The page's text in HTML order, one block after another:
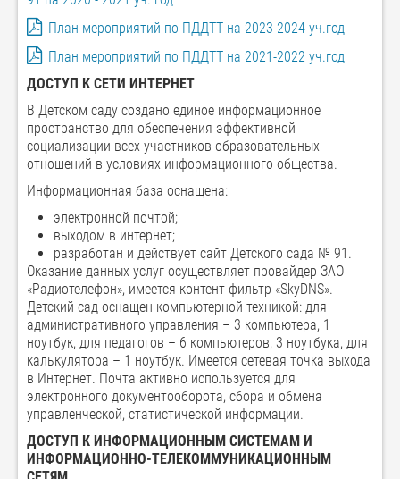
План мероприятий по ПДДТТ на 2023-2024 уч.год
План мероприятий по ПДДТТ на 2021-2022 уч.год
ДОСТУП К СЕТИ ИНТЕРНЕТ
В Детском саду создано единое информационное
пространство для обеспечения эффективной
социализации всех участников образовательных
отношений в условиях информационного общества.
Информационная база оснащена:
электронной почтой;
выходом в интернет;
разработан и действует сайт Детского сада № 91.
Оказание данных услуг осуществляет провайдер ЗАО
«Радиотелефон», имеется контент-фильтр «SkyDNS».
Детский сад оснащен компьютерной техникой: для
административного управления – 3 компьютера, 1
ноутбук, для педагогов – 6 компьютеров, 3 ноутбука, для
калькулятора – 1 ноутбук. Имеется сетевая точка выхода
в Интернет. Почта активно используется для
электронного документооборота, сбора и обмена
управленческой, статистической информации.
ДОСТУП К ИНФОРМАЦИОННЫМ СИСТЕМАМ И
ИНФОРМАЦИОННО-ТЕЛЕКОММУНИКАЦИОННЫМ